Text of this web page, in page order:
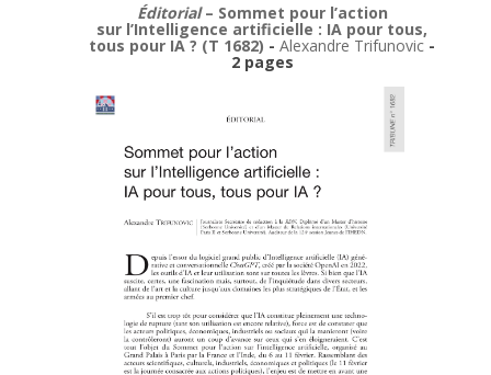
Éditorial– Sommet pour l’action
sur l’Intelligence artificielle : IA pour tous,
tous pour IA ? (T 1682) - Alexandre Trifunovic -
2 pages